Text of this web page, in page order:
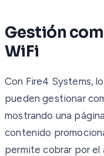
Gestión
WiFi
Con Fire4 Systems,
pueden gestionar
mostrando una
contenido
permite cobrar por el